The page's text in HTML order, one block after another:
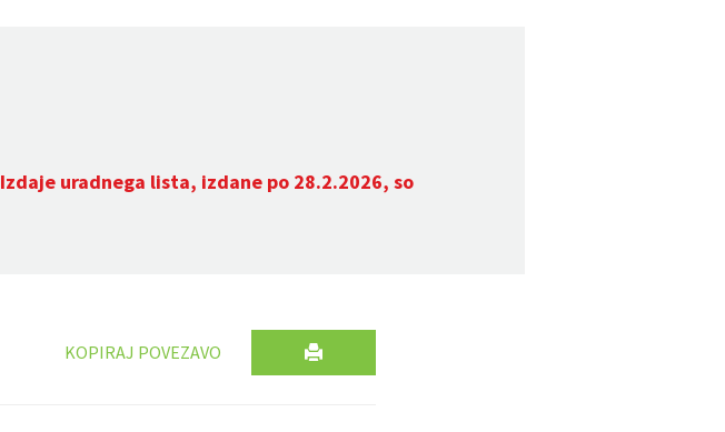
uradnega lista, izdane po 28.2.2026, so
KOPIRAJ POVEZAVO